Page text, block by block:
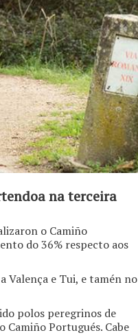
na terceira
o Camiño
do 36% respecto aos
Valença e Tui, e tamén no
polos peregrinos de
Camiño Portugués. Cabe